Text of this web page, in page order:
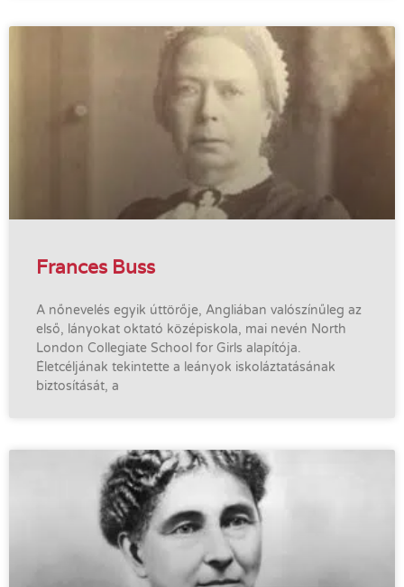
Frances Buss
A nőnevelés egyik úttörője, Angliában valószínűleg az
első, lányokat oktató középiskola, mai nevén North
London Collegiate School for Girls alapítója.
Életcéljának tekintette a leányok iskoláztatásának
biztosítását, a